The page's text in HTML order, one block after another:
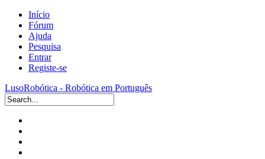
Início
Fórum
Ajuda
Pesquisa
Entrar
Registe-se
LusoRobótica - Robótica em Português